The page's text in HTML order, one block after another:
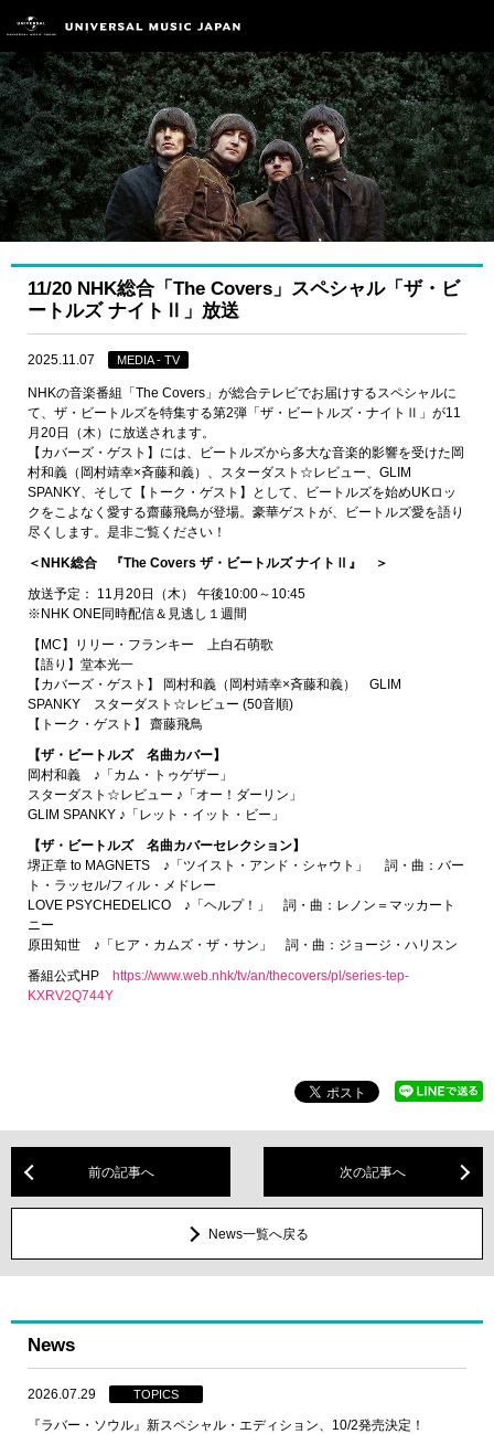
11/20 NHK総合「The Covers」スペシャル「ザ・ビ
ートルズ ナイトⅡ」放送
2025.11.07 MEDIA - TV
NHKの音楽番組「The Covers」が総合テレビでお届けするスペシャルに
て、ザ・ビートルズを特集する第2弾「ザ・ビートルズ・ナイトⅡ」が11
月20日（木）に放送されます。
【カバーズ・ゲスト】には、ビートルズから多大な音楽的影響を受けた岡
村和義（岡村靖幸×斉藤和義）、スターダスト☆レビュー、GLIM
SPANKY、そして【トーク・ゲスト】として、ビートルズを始めUKロッ
クをこよなく愛する齋藤飛鳥が登場。豪華ゲストが、ビートルズ愛を語り
尽くします。是非ご覧ください！
＜NHK総合 『The Covers ザ・ビートルズ ナイトⅡ』 ＞
放送予定： 11月20日（木） 午後10:00～10:45
※NHK ONE同時配信＆見逃し１週間
【MC】リリー・フランキー 上白石萌歌
【語り】堂本光一
【カバーズ・ゲスト】 岡村和義（岡村靖幸×斉藤和義） GLIM
SPANKY スターダスト☆レビュー (50音順)
【トーク・ゲスト】 齋藤飛鳥
【ザ・ビートルズ 名曲カバー】
岡村和義 ♪「カム・トゥゲザー」
スターダスト☆レビュー ♪「オー！ダーリン」
GLIM SPANKY ♪「レット・イット・ビー」
【ザ・ビートルズ 名曲カバーセレクション】
堺正章 to MAGNETS ♪「ツイスト・アンド・シャウト」 詞・曲：バー
ト・ラッセル/フィル・メドレー
LOVE PSYCHEDELICO ♪「ヘルプ！」 詞・曲：レノン＝マッカート
ニー
原田知世 ♪「ヒア・カムズ・ザ・サン」 詞・曲：ジョージ・ハリスン
番組公式HP https://www.web.nhk/tv/an/thecovers/pl/series-tep-
KXRV2Q744Y
前の記事へ 次の記事へ
News一覧へ戻る
News
2026.07.29 TOPICS
『ラバー・ソウル』新スペシャル・エディション、10/2発売決定！